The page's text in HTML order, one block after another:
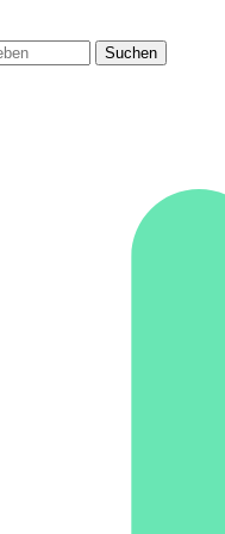
Suchen